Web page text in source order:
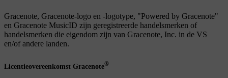
Gracenote, Gracenote-logo en -logotype, "Powered by Gracenote"
en Gracenote MusicID zijn geregistreerde handelsmerken of
handelsmerken die eigendom zijn van Gracenote, Inc. in de VS
en/of andere landen.
Licentieovereenkomst Gracenote®